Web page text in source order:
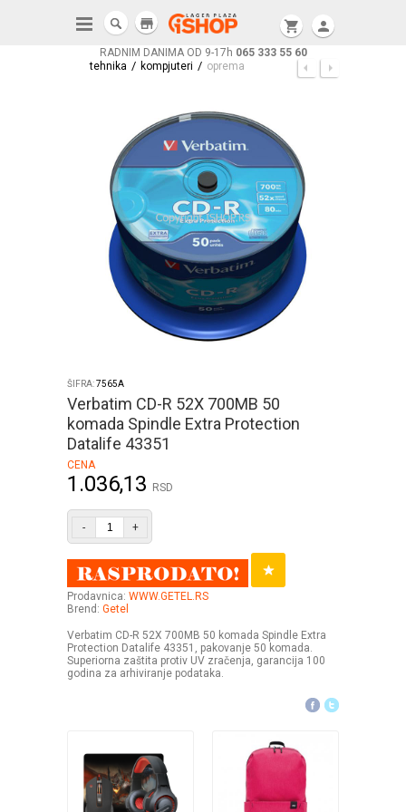
RADNIM DANIMA OD 9-17h 065 333 55 60
shopping_cart person
store
tehnika / kompjuteri / oprema
ŠIFRA:7565A
Verbatim CD-R 52X 700MB 50
komada Spindle Extra Protection
Datalife 43351
CENA
1.036,13 RSD
- +
Prodavnica: WWW.GETEL.RS
Brend: Getel
Verbatim CD-R 52X 700MB 50 komada Spindle Extra
Protection Datalife 43351, pakovanje 50 komada.
Superiorna zaštita protiv UV zračenja, garancija 100
godina za arhiviranje podataka.